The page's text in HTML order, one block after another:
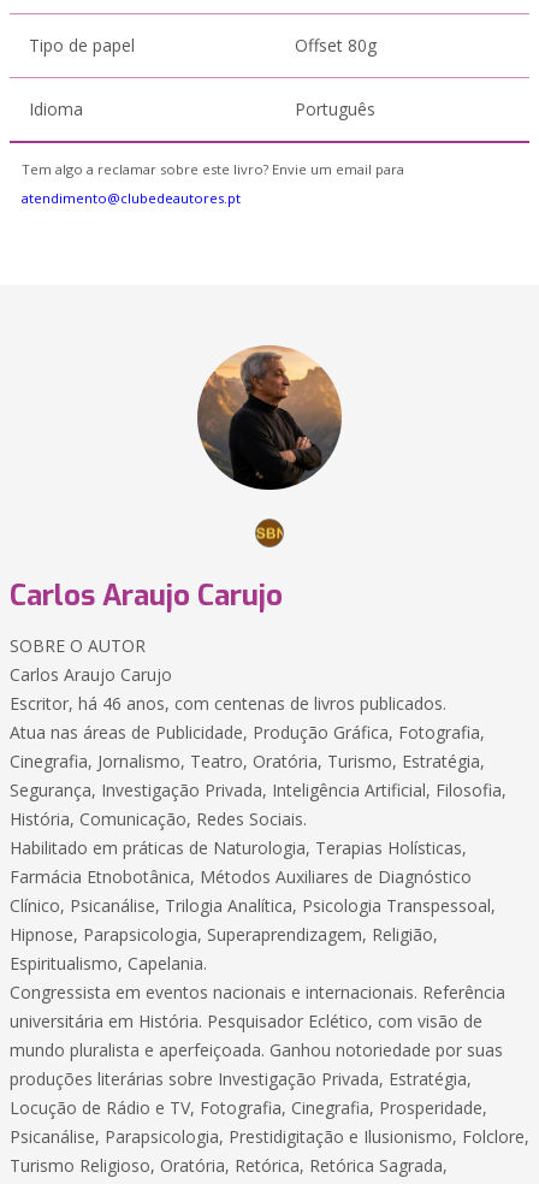
Tipo de papel Offset 80g
Idioma Português
Tem algo a reclamar sobre este livro? Envie um email para
atendimento@clubedeautores.pt
Carlos Araujo Carujo
SOBRE O AUTOR
Carlos Araujo Carujo
Escritor, há 46 anos, com centenas de livros publicados.
Atua nas áreas de Publicidade, Produção Gráfica, Fotografia,
Cinegrafia, Jornalismo, Teatro, Oratória, Turismo, Estratégia,
Segurança, Investigação Privada, Inteligência Artificial, Filosofia,
História, Comunicação, Redes Sociais.
Habilitado em práticas de Naturologia, Terapias Holísticas,
Farmácia Etnobotânica, Métodos Auxiliares de Diagnóstico
Clínico, Psicanálise, Trilogia Analítica, Psicologia Transpessoal,
Hipnose, Parapsicologia, Superaprendizagem, Religião,
Espiritualismo, Capelania.
Congressista em eventos nacionais e internacionais. Referência
universitária em História. Pesquisador Eclético, com visão de
mundo pluralista e aperfeiçoada. Ganhou notoriedade por suas
produções literárias sobre Investigação Privada, Estratégia,
Locução de Rádio e TV, Fotografia, Cinegrafia, Prosperidade,
Psicanálise, Parapsicologia, Prestidigitação e Ilusionismo, Folclore,
Turismo Religioso, Oratória, Retórica, Retórica Sagrada,